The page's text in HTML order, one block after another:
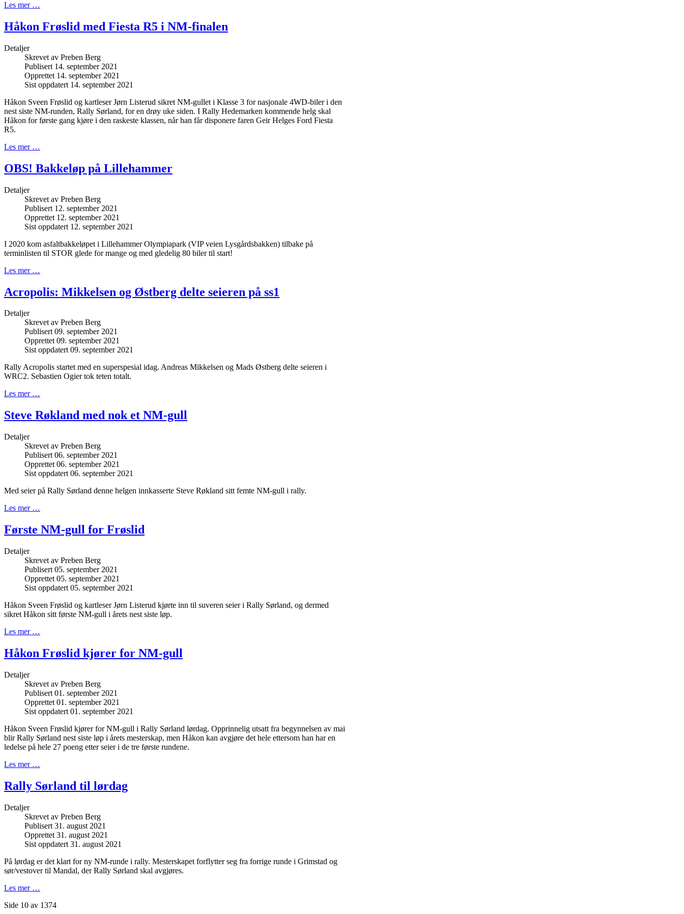
Les mer …
Håkon Frøslid med Fiesta R5 i NM-finalen
Detaljer
Skrevet av Preben Berg
Publisert 14. september 2021
Opprettet 14. september 2021
Sist oppdatert 14. september 2021
Håkon Sveen Frøslid og kartleser Jørn Listerud sikret NM-gullet i Klasse 3 for nasjonale 4WD-biler i den
nest siste NM-runden, Rally Sørland, for en drøy uke siden. I Rally Hedemarken kommende helg skal
Håkon for første gang kjøre i den raskeste klassen, når han får disponere faren Geir Helges Ford Fiesta
R5.
Les mer …
OBS! Bakkeløp på Lillehammer
Detaljer
Skrevet av Preben Berg
Publisert 12. september 2021
Opprettet 12. september 2021
Sist oppdatert 12. september 2021
I 2020 kom asfaltbakkeløpet i Lillehammer Olympiapark (VIP veien Lysgårdsbakken) tilbake på
terminlisten til STOR glede for mange og med gledelig 80 biler til start!
Les mer …
Acropolis: Mikkelsen og Østberg delte seieren på ss1
Detaljer
Skrevet av Preben Berg
Publisert 09. september 2021
Opprettet 09. september 2021
Sist oppdatert 09. september 2021
Rally Acropolis startet med en superspesial idag. Andreas Mikkelsen og Mads Østberg delte seieren i
WRC2. Sebastien Ogier tok teten totalt.
Les mer …
Steve Røkland med nok et NM-gull
Detaljer
Skrevet av Preben Berg
Publisert 06. september 2021
Opprettet 06. september 2021
Sist oppdatert 06. september 2021
Med seier på Rally Sørland denne helgen innkasserte Steve Røkland sitt femte NM-gull i rally.
Les mer …
Første NM-gull for Frøslid
Detaljer
Skrevet av Preben Berg
Publisert 05. september 2021
Opprettet 05. september 2021
Sist oppdatert 05. september 2021
Håkon Sveen Frøslid og kartleser Jørn Listerud kjørte inn til suveren seier i Rally Sørland, og dermed
sikret Håkon sitt første NM-gull i årets nest siste løp.
Les mer …
Håkon Frøslid kjører for NM-gull
Detaljer
Skrevet av Preben Berg
Publisert 01. september 2021
Opprettet 01. september 2021
Sist oppdatert 01. september 2021
Håkon Sveen Frøslid kjører for NM-gull i Rally Sørland lørdag. Opprinnelig utsatt fra begynnelsen av mai
blir Rally Sørland nest siste løp i årets mesterskap, men Håkon kan avgjøre det hele ettersom han har en
ledelse på hele 27 poeng etter seier i de tre første rundene.
Les mer …
Rally Sørland til lørdag
Detaljer
Skrevet av Preben Berg
Publisert 31. august 2021
Opprettet 31. august 2021
Sist oppdatert 31. august 2021
På lørdag er det klart for ny NM-runde i rally. Mesterskapet forflytter seg fra forrige runde i Grimstad og
sør/vestover til Mandal, der Rally Sørland skal avgjøres.
Les mer …
Side 10 av 1374